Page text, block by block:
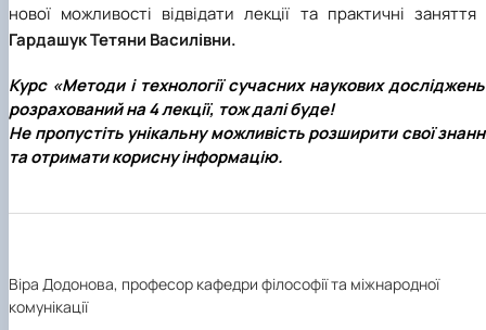
нової можливості відвідати лекції та практичні заняття
Гардашук Тетяни Василівни.
Курс «Методи і технології сучасних наукових
розрахований на 4 лекції, тож далі буде!
Не пропустіть унікальну можливість розширити свої
та отримати корисну інформацію.
Віра Додонова, професор кафедри філософії та міжнародної
комунікації